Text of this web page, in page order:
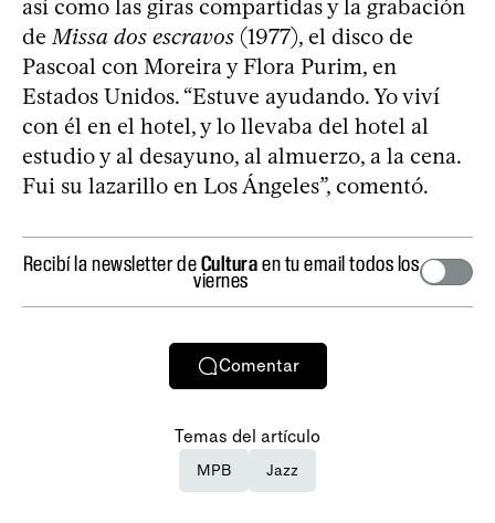
así como las giras compartidas y la grabación
deMissa dos escravos (1977), el disco de
Pascoal con Moreira y Flora Purim, en
Estados Unidos. “Estuve ayudando. Yo viví
con él en el hotel, y lo llevaba del hotel al
estudio y al desayuno, al almuerzo, a la cena.
Fui su lazarillo en Los Ángeles”, comentó.
Recibí la newsletter deCulturaen tu email todos los
viernes
Comentar
Temas del artículo
MPB Jazz